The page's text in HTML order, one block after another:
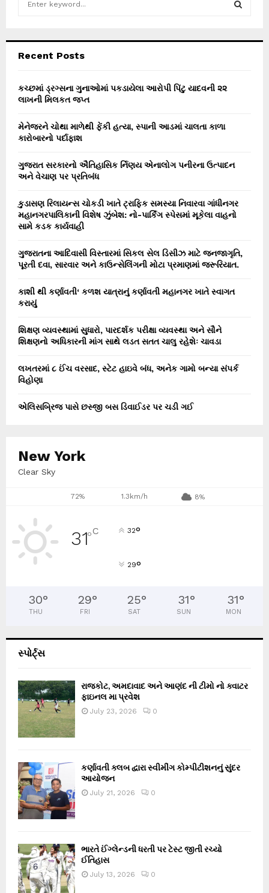
h
o
r
Recent Posts
કચ્છમાં ડ્રગ્સના ગુનાઓમાં પકડાયેલા આરોપી પિંટુ યાદવની ૨૨
લાખની મિલકત જપ્ત
મેનેજરને ચોથા માળેથી ફેંકી હત્યા, સ્પાની આડમાં ચાલતા કાળા
કારોબારનો પર્દાફાશ
ગુજરાત સરકારનો ઐતિહાસિક ર્નિણય એનાલોગ પનીરના ઉત્પાદન
અને વેચાણ પર પ્રતિબંધ
કુડાસણ રિલાયન્સ ચોકડી ખાતે ટ્રાફિક સમસ્યા નિવારવા ગાંધીનગર
મહાનગરપાલિકાની વિશેષ ઝુંબેશ: નો-પાર્કિંગ સ્પેસમાં મૂકેલા વાહનો
સામે કડક કાર્યવાહી
ગુજરાતના આદિવાસી વિસ્તારમાં સિકલ સેલ ડિસીઝ માટે જનજાગૃતિ,
પૂરતી દવા, સારવાર અને કાઉન્સેલિંગની મોટા પ્રમાણમાં જરૂરિયાત.
કાશી થી કર્ણાવતી‘ કળશ યાત્રાનું કર્ણાવતી મહાનગર ખાતે સ્વાગત
કરાયું
શિક્ષણ વ્યવસ્થામાં સુધારો, પારદર્શક પરીક્ષા વ્યવસ્થા અને સૌને
શિક્ષણનો અધિકારની માંગ સાથે લડત સતત ચાલુ રહેશેઃ ચાવડા
લખતરમાં ૮ ઈંચ વરસાદ, સ્ટેટ હાઇવે બંધ, અનેક ગામો બન્યા સંપર્ક
વિહોણા
એલિસબ્રિજ પાસે છસ્જી બસ ડિવાઈડર પર ચડી ગઈ
New York
Clear Sky
72% 1.3km/h 8%
31°C 32°
29°
30°
THU
29°
FRI
25°
SAT
31°
SUN
31°
MON
સ્પોર્ટ્સ
રાજકોટ, અમદાવાદ અને આણંદ ની ટીમો નો ક્વાટર
ફાઇનલ મા પ્રવેશ
July 23, 2026 0
કર્ણાવતી ક્લબ દ્વારા સ્વીમીંગ કોમ્પીટીશનનું સુંદર
આયોજન
July 21, 2026 0
ભારતે ઈંગ્લેન્ડની ધરતી પર ટેસ્ટ જીતી રચ્યો
ઈતિહાસ
July 13, 2026 0